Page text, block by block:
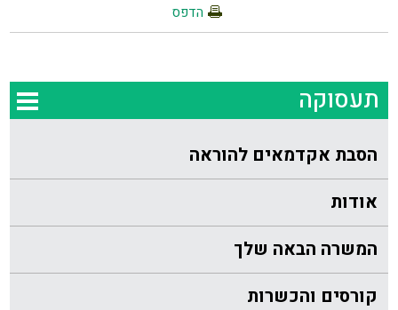
הדפס
תעסוקה
הסבת אקדמאים להוראה
אודות
המשרה הבאה שלך
קורסים והכשרות